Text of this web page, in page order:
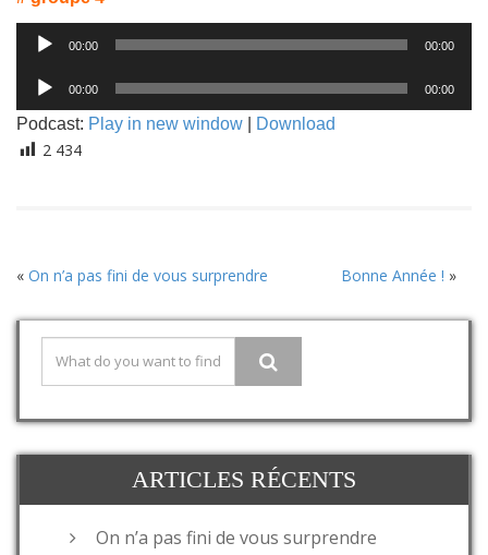
Lecteur
audio
00:00 00:00
Lecteur
audio
00:00 00:00
Podcast: Play in new window Download
2 434
« On n’a pas fini de vous surprendre Bonne Année ! »
ARTICLES RÉCENTS
On n’a pas fini de vous surprendre